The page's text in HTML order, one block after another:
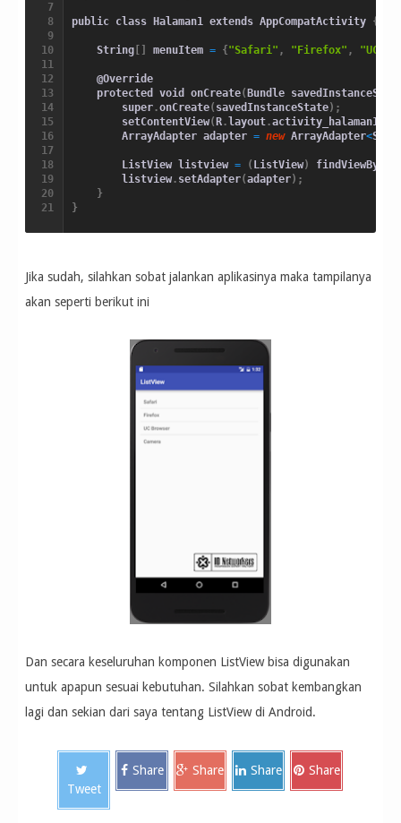
public class Halaman1 extends AppCompatActivity {
    String
menuItem = { "Safari" , "Firefox" , "UC
    @Override
    protected void onCreate
( Bundle
        super
.onCreate( savedInstanceState) ;
        setContentView
( R. layout.activity_halaman1
        ArrayAdapter adapter
= new ArrayAdapter<
        ListView listview
= ( ListView) findViewById
        listview
. setAdapter(adapter) ;
}
}
Jika sudah, silahkan sobat jalankan aplikasinya maka tampilanya
akan seperti berikut ini
Dan secara keseluruhan komponen ListView bisa digunakan
untuk apapun sesuai kebutuhan. Silahkan sobat kembangkan
lagi dan sekian dari saya tentang ListView di Android.
Tweet
Share Share Share Share